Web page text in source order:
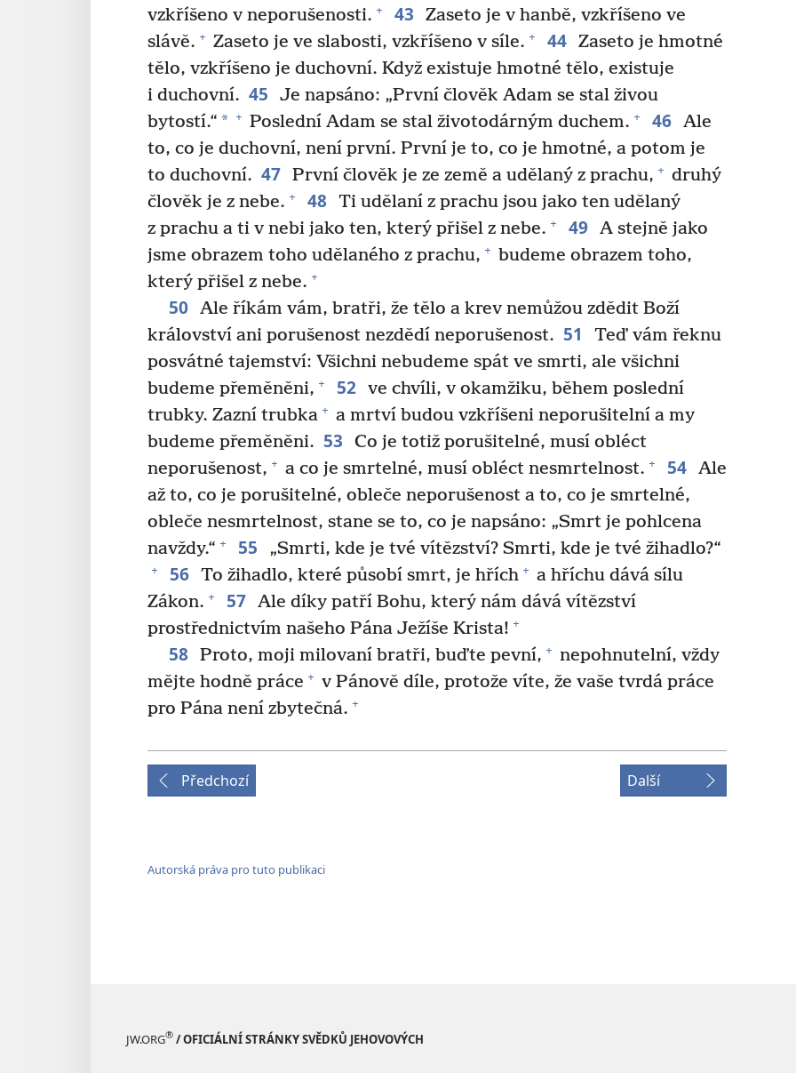
vzkříšeno v neporušenosti. + 43
Zaseto je v hanbě, vzkříšeno ve
slávě. + Zaseto je ve slabosti, vzkříšeno v síle. + 44 Zaseto je hmotné
tělo, vzkříšeno je duchovní. Když existuje hmotné tělo, existuje
i duchovní. 45
Je napsáno: „První člověk Adam se stal živou
bytostí.“ * + Poslední Adam se stal životodárným duchem. + 46 Ale
to, co je duchovní, není první. První je to, co je hmotné, a potom je
to duchovní. 47 První člověk je ze země a udělaný z prachu, + druhý
člověk je z nebe. + 48 Ti udělaní z prachu jsou jako ten udělaný
z prachu a ti v nebi jako ten, který přišel z nebe. + 49 A stejně jako
jsme obrazem toho udělaného z prachu, + budeme obrazem toho,
který přišel z nebe. +
50 Ale říkám vám, bratři, že tělo a krev nemůžou zdědit Boží
království ani porušenost nezdědí neporušenost. 51
Teď vám řeknu
posvátné tajemství: Všichni nebudeme spát ve smrti, ale všichni
budeme přeměněni, + 52 ve chvíli, v okamžiku, během poslední
trubky. Zazní trubka + a mrtví budou vzkříšeni neporušitelní a my
budeme přeměněni. 53
Co je totiž porušitelné, musí obléct
neporušenost, + a co je smrtelné, musí obléct nesmrtelnost. + 54 Ale
až to, co je porušitelné, obleče neporušenost a to, co je smrtelné,
obleče nesmrtelnost, stane se to, co je napsáno: „Smrt je pohlcena
navždy.“ + 55 „Smrti, kde je tvé vítězství? Smrti, kde je tvé žihadlo?“
+ 56 To žihadlo, které působí smrt, je hřích + a hříchu dává sílu
Zákon. + 57 Ale díky patří Bohu, který nám dává vítězství
prostřednictvím našeho Pána Ježíše Krista! +
58 Proto, moji milovaní bratři, buďte pevní, + nepohnutelní, vždy
mějte hodně práce + v Pánově díle, protože víte, že vaše tvrdá práce
pro Pána není zbytečná. +
Předchozí Další
Autorská práva pro tuto publikaci
JW.ORG® / OFICIÁLNÍ STRÁNKY SVĚDKŮ JEHOVOVÝCH